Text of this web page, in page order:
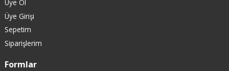
Üye Ol
Üye Girişi
Sepetim
Siparişlerim
Formlar